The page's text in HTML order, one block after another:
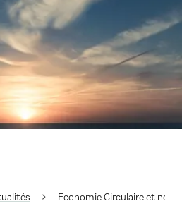
Economie Circulaire et